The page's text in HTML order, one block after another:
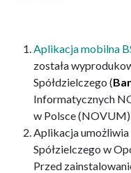
Aplikacja mobilna
została
Spółdzielczego (
Informatycznych
w Polsce
Aplikacja umożliwia
Spółzielczego w
Przed